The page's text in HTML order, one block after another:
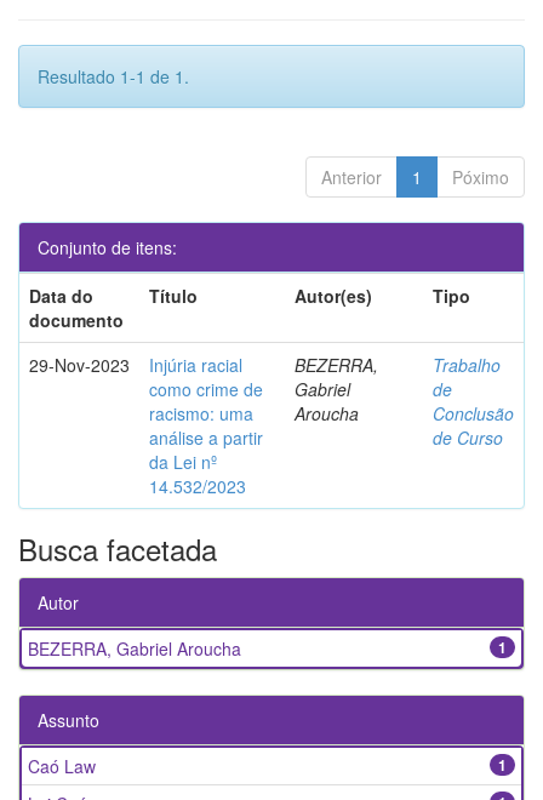
Resultado 1-1 de 1.
Anterior 1 Póximo
Conjunto de itens:
Data do
documento
Título Autor(es) Tipo
29-Nov-2023
Injúria racial
como crime de
racismo: uma
análise a partir
da Lei nº
14.532/2023
BEZERRA,
Gabriel
Aroucha
Trabalho
de
Conclusão
de Curso
Busca facetada
Autor
1
BEZERRA, Gabriel Aroucha
Assunto
1
Caó Law